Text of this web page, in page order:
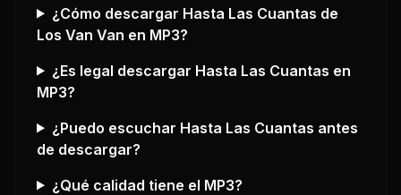
¿Cómo descargar Hasta Las Cuantas de
Los Van Van en MP3?
¿Es legal descargar Hasta Las Cuantas en
MP3?
¿Puedo escuchar Hasta Las Cuantas antes
de descargar?
¿Qué calidad tiene el MP3?